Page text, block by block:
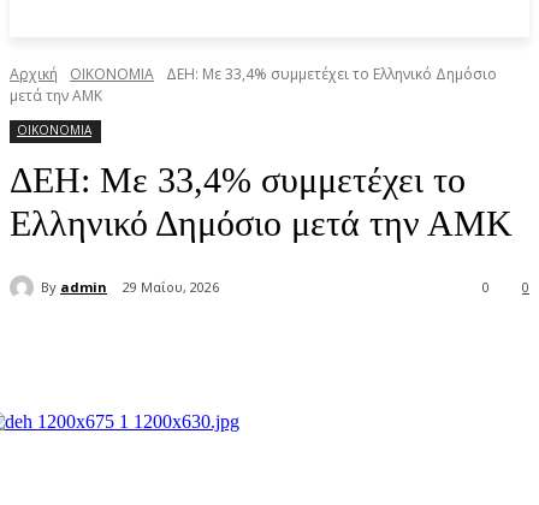
Αρχική ΟΙΚΟΝΟΜΙΑ
ΔΕΗ: Με 33,4% συμμετέχει το Ελληνικό Δημόσιο
μετά την ΑΜΚ
ΟΙΚΟΝΟΜΙΑ
ΔΕΗ: Με 33,4% συμμετέχει το
Ελληνικό Δημόσιο μετά την ΑΜΚ
By admin 29 Μαΐου, 2026 0
0